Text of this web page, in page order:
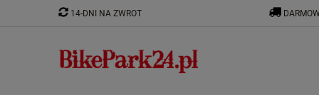
14-DNI NA ZWROT